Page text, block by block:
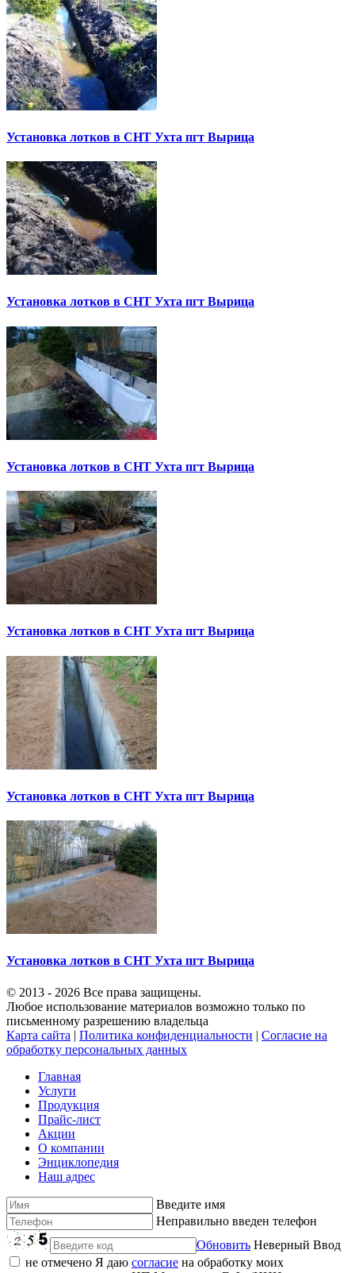
Установка лотков в СНТ Ухта пгт Вырица
Установка лотков в СНТ Ухта пгт Вырица
Установка лотков в СНТ Ухта пгт Вырица
Установка лотков в СНТ Ухта пгт Вырица
Установка лотков в СНТ Ухта пгт Вырица
Установка лотков в СНТ Ухта пгт Вырица
© 2013 - 2026 Все права защищены.
Любое использование материалов возможно только по
письменному разрешению владельца
Карта сайта | Политика конфиденциальности | Согласие на
обработку персональных данных
Главная
Услуги
Продукция
Прайс-лист
Акции
О компании
Энциклопедия
Наш адрес
Введите имя
Неправильно введен телефон
Обновить Неверный Ввод
не отмечено Я даю согласие на обработку моих